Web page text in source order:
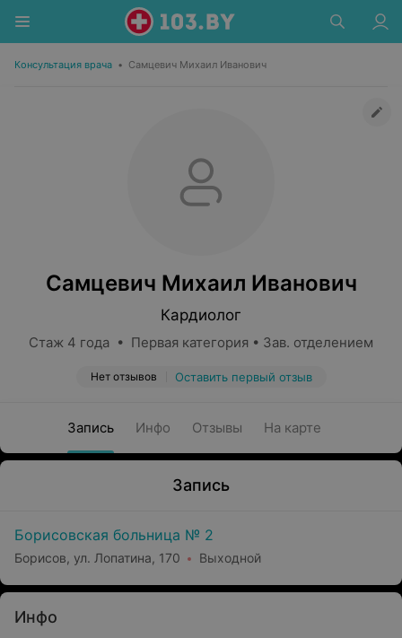
Консультация врача • Самцевич Михаил Иванович
Самцевич Михаил Иванович
Кардиолог
Стаж 4 года • Первая категория • Зав. отделением
Нет отзывов Оставить первый отзыв
Запись Инфо Отзывы На карте
Запись
Борисовская больница № 2
Борисов, ул. Лопатина, 170 Выходной
Инфо